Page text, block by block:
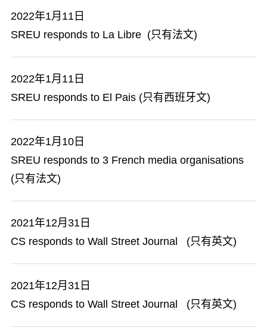
2022年1月11日
SREU responds to La Libre (只有法文)
2022年1月11日
SREU responds to El Pais (只有西班牙文)
2022年1月10日
SREU responds to 3 French media organisations
(只有法文)
2021年12月31日
CS responds to Wall Street Journal (只有英文)
2021年12月31日
CS responds to Wall Street Journal (只有英文)